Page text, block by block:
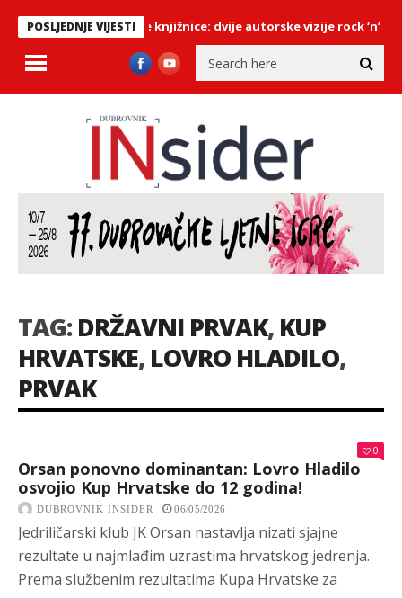
POSLJEDNJE VIJESTI
stiže u Dubrovačke knjižnice: dvije autorske vizije rock ‘n’
TAG:DRŽAVNI PRVAK, KUP
HRVATSKE, LOVRO HLADILO,
PRVAK
0
Orsan ponovno dominantan: Lovro Hladilo
osvojio Kup Hrvatske do 12 godina!
DUBROVNIK INSIDER 06/05/2026
Jedriličarski klub JK Orsan nastavlja nizati sjajne
rezultate u najmlađim uzrastima hrvatskog jedrenja.
Prema službenim rezultatima Kupa Hrvatske za